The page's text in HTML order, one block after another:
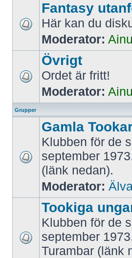
Fantasy
Här kan du
Moderator:
Övrigt
Ordet är fritt!
Moderator:
Grupper
Gamla
Klubben för de
september
(länk nedan).
Moderator:
Tookiga
Klubben för de
september
Turambar (länk